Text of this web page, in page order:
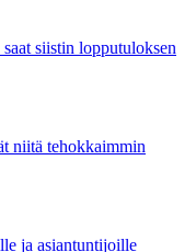
siistin lopputuloksen
niitä tehokkaimmin
ja asiantuntijoille